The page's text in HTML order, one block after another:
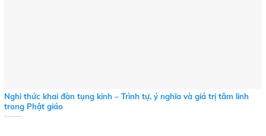
Nghi thức khai đàn tụng kinh – Trình tự, ý nghĩa và giá trị tâm linh
trong Phật giáo